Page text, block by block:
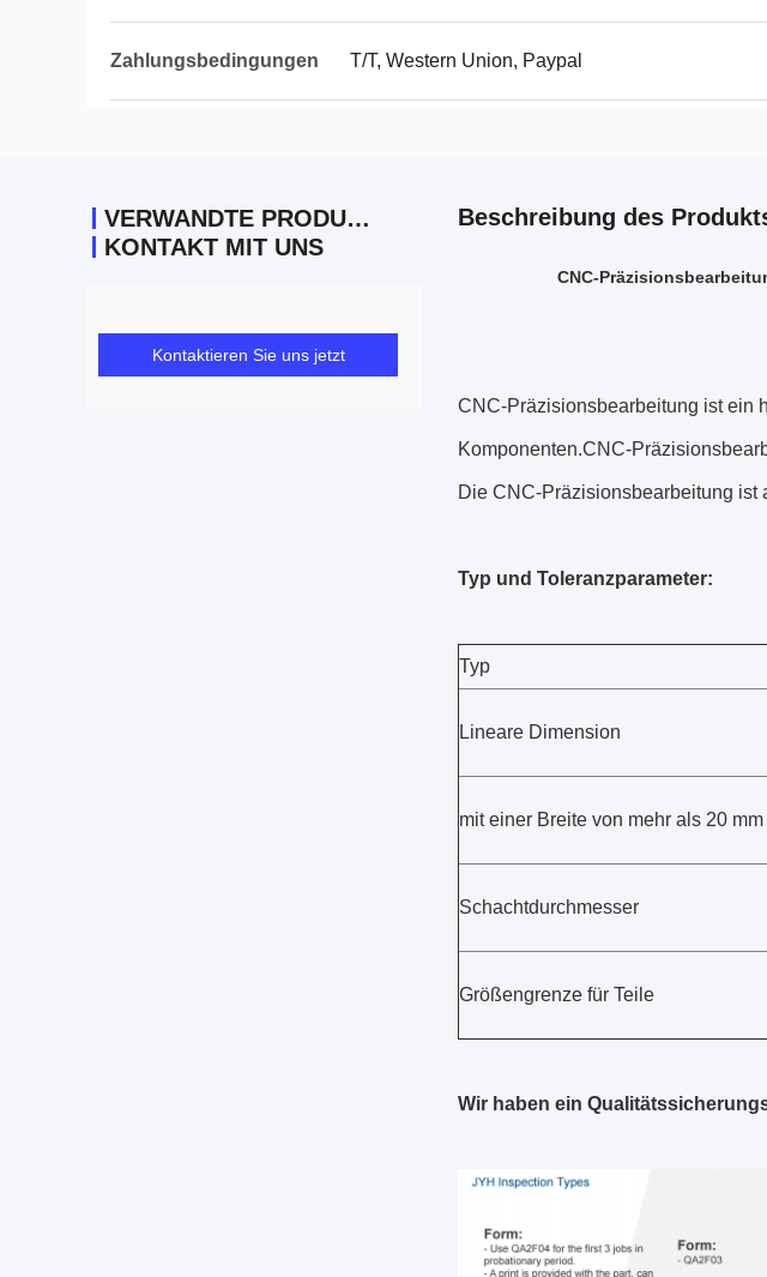
Zahlungsbedingungen T/T, Western Union, Paypal
VERWANDTE PRODUKTE
KONTAKT MIT UNS
Kontaktieren Sie uns jetzt
Beschreibung des
CNC-
CNC-Präzisionsbearbeitung ist ein
Komponenten.CNC-
Die CNC-Präzisionsbearbeitung ist
Typ und Toleranzparameter:
Typ
Lineare Dimension
mit einer Breite von mehr als 20 mm
Schachtdurchmesser
Größengrenze für Teile
Wir haben ein